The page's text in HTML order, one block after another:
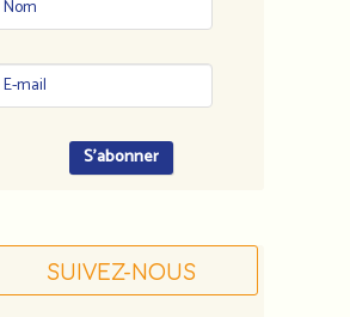
SUIVEZ-NOUS